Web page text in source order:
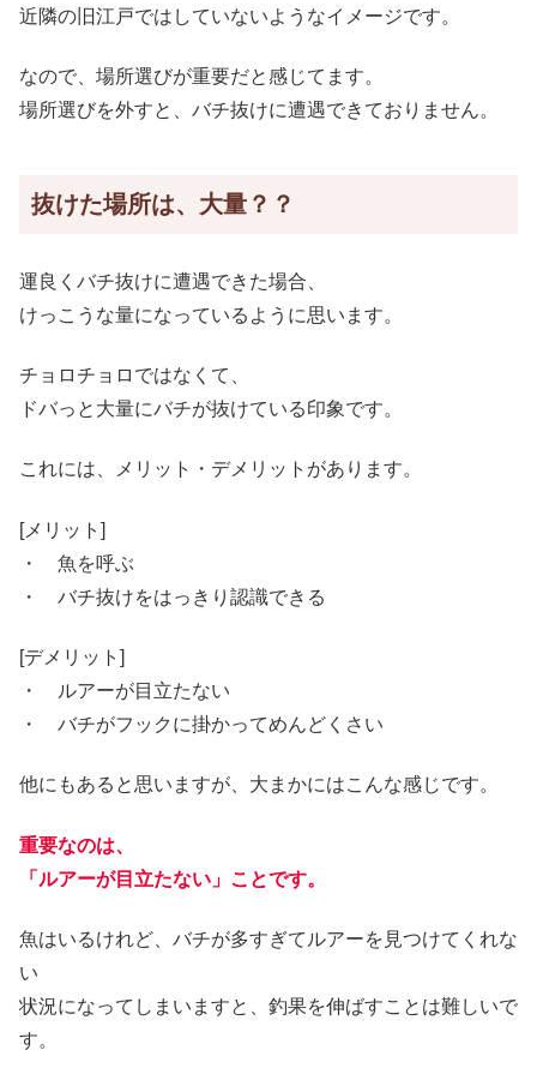
近隣の旧江戸ではしていないようなイメージです。
なので、場所選びが重要だと感じてます。
場所選びを外すと、バチ抜けに遭遇できておりません。
抜けた場所は、大量？？
運良くバチ抜けに遭遇できた場合、
けっこうな量になっているように思います。
チョロチョロではなくて、
ドバっと大量にバチが抜けている印象です。
これには、メリット・デメリットがあります。
[メリット]
・ 魚を呼ぶ
・ バチ抜けをはっきり認識できる
[デメリット]
・ ルアーが目立たない
・ バチがフックに掛かってめんどくさい
他にもあると思いますが、大まかにはこんな感じです。
重要なのは、
「ルアーが目立たない」ことです。
魚はいるけれど、バチが多すぎてルアーを見つけてくれな
い
状況になってしまいますと、釣果を伸ばすことは難しいで
す。